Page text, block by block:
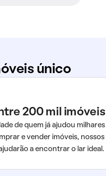
único
200 mil imóveis
de quem já ajudou milhares
e vender imóveis, nossos
a encontrar o lar ideal.